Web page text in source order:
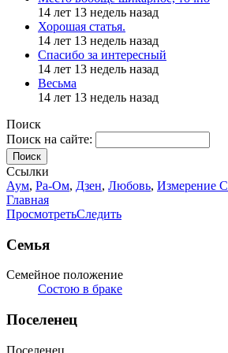
14 лет 13 недель назад
Хорошая статья.
14 лет 13 недель назад
Спасибо за интересный
14 лет 13 недель назад
Весьма
14 лет 13 недель назад
Поиск
Поиск на сайте:
Поиск
Ссылки
Аум, Ра-Ом, Дзен, Любовь, Измерение
Главная
ПросмотретьСледить
Семья
Семейное положение
Состою в браке
Поселенец
Поселенец